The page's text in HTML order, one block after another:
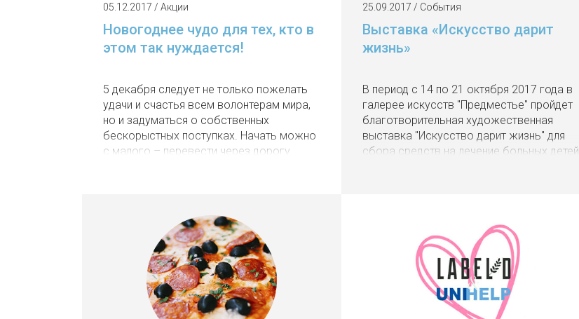
05.12.2017 / Акции
Новогоднее чудо для тех, кто в
этом так нуждается!
5 декабря следует не только пожелать
удачи и счастья всем волонтерам мира,
но и задуматься о собственных
бескорыстных поступках. Начать можно
с малого – перевести через дорогу
25.09.2017 / События
Выставка «Искусство дарит
жизнь»
В период с 14 по 21 октября 2017 года в
галерее искусств "Предместье" пройдет
благотворительная художественная
выставка "Искусство дарит жизнь" для
сбора средств на лечение больных детей